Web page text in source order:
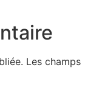
Les champs